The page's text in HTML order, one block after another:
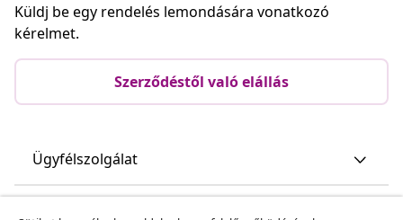
Küldj be egy rendelés lemondására vonatkozó
kérelmet.
Szerződéstől való elállás
Ügyfélszolgálat